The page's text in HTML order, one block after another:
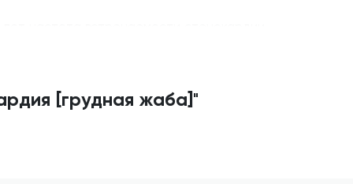
классификация ИБС (ВОЗ, 1979),
стенокардии (см. пункты 2.1.1., 2.1.3.,
[грудная жаба]"